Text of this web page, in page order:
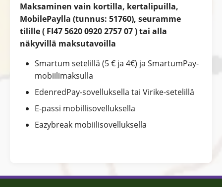
Maksaminen vain kortilla, kertalipuilla,
MobilePaylla (tunnus: 51760), seuramme
tilille ( FI47 5620 0920 2757 07 ) tai alla
näkyvillä maksutavoilla
Smartum setelillä (5 € ja 4€) ja SmartumPay-
mobiilimaksulla
EdenredPay-sovelluksella tai Virike-setelillä
E-passi mobillisovelluksella
Eazybreak mobiilisovelluksella